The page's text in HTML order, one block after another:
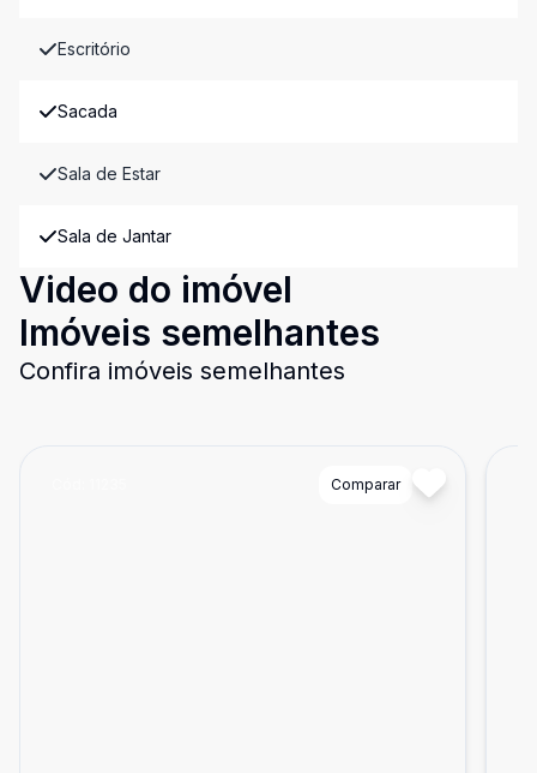
Escritório
Sacada
Sala de Estar
Sala de Jantar
Video do imóvel
Imóveis semelhantes
Confira imóveis semelhantes
Comparar